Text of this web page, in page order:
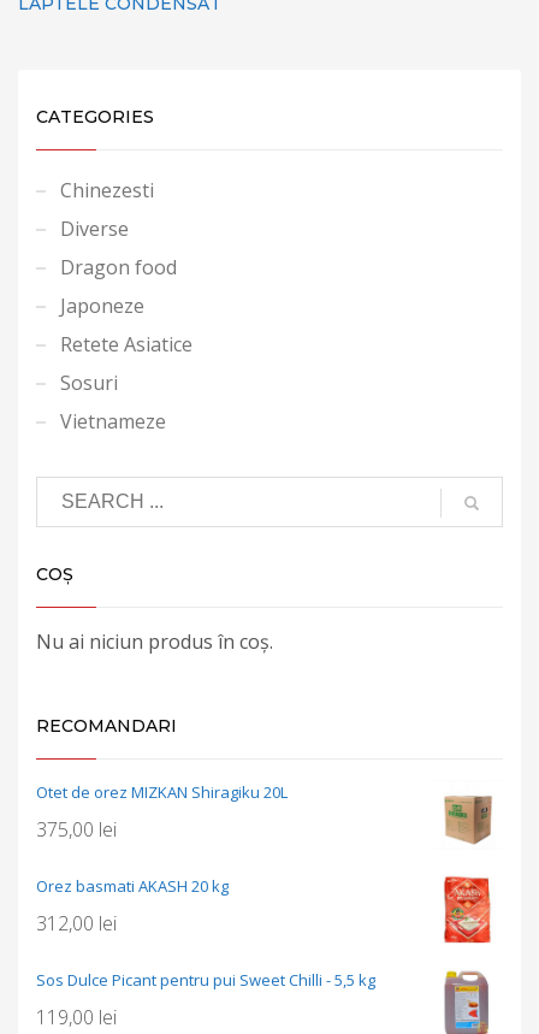
CATEGORIES
Chinezesti
Diverse
Dragon food
Japoneze
Retete Asiatice
Sosuri
Vietnameze
COȘ
Nu ai niciun produs în coș.
RECOMANDARI
Otet de orez MIZKAN Shiragiku 20L
375,00 lei
Orez basmati AKASH 20 kg
312,00 lei
Sos Dulce Picant pentru pui Sweet Chilli - 5,5 kg
119,00 lei